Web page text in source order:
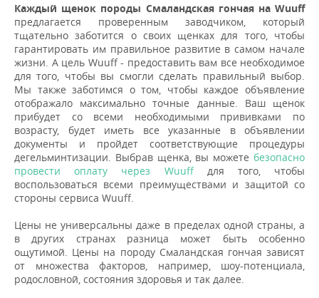
Каждый щенок породы Смаландская гончая на Wuuff
предлагается проверенным заводчиком, который
тщательно заботится о своих щенках для того, чтобы
гарантировать им правильное развитие в самом начале
жизни. А цель Wuuff - предоставить вам все необходимое
для того, чтобы вы смогли сделать правильный выбор.
Мы также заботимся о том, чтобы каждое объявление
отображало максимально точные данные. Ваш щенок
прибудет со всеми необходимыми прививками по
возрасту, будет иметь все указанные в объявлении
документы и пройдет соответствующие процедуры
дегельминтизации. Выбрав щенка, вы можете безопасно
провести оплату через Wuuffдля того, чтобы
воспользоваться всеми преимуществами и защитой со
стороны сервиса Wuuff.
Цены не универсальны даже в пределах одной страны, а
в других странах разница может быть особенно
ощутимой. Цены на породу Смаландская гончая зависят
от множества факторов, например, шоу-потенциала,
родословной, состояния здоровья и так далее.